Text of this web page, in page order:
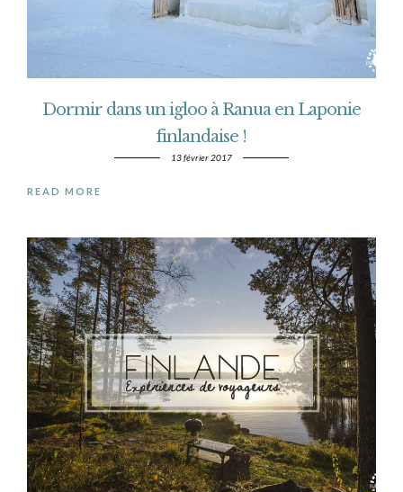
Dormir dans un igloo à Ranua en Laponie
finlandaise !
13 février 2017
READ MORE